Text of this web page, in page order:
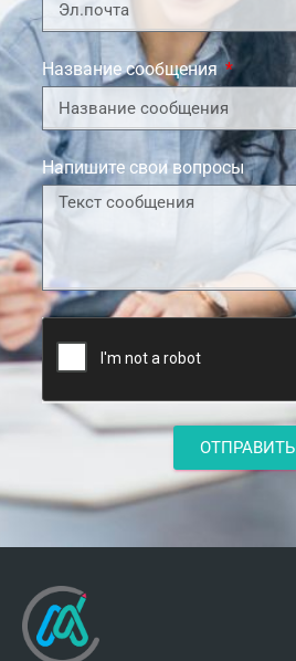
Название сообщения
Напишите свои вопросы
ОТПРАВИТЬ